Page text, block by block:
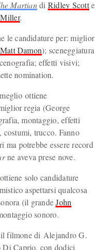
Martiandi Ridley Scotte
.
le candidature per: miglior
Matt Damon); sceneggiatura
effetti visivi;
nomination.
ottiene
regia (George
montaggio, effetti
trucco. Fanno
potrebbe essere record
ne aveva prese nove.
ottiene solo candidature
aspettarsi qualcosa
(il grandeJohn
sonoro.
filmone di Alejandro G.
Di Caprio, con dodici